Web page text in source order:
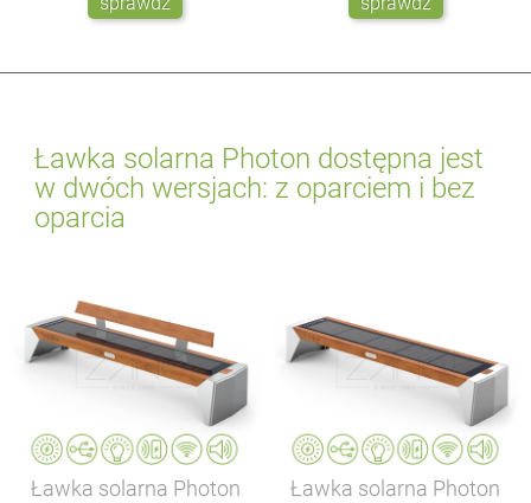
Ławka solarna Photon dostępna jest
w dwóch wersjach: z oparciem i bez
oparcia
Ławka solarna Photon
Ławka solarna Photon